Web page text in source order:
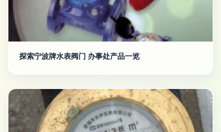
探索宁波牌水表阀门 办事处产品一览